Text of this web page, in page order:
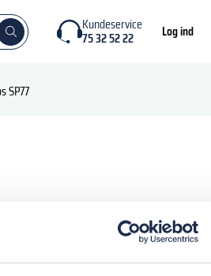
Kundeservice
75 32 52 22 Log ind
SP77